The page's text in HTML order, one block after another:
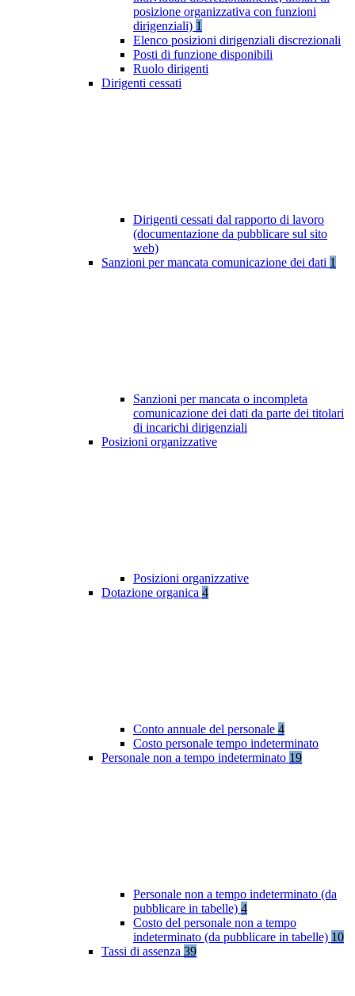
posizione organizzativa con funzioni
dirigenziali) 1
Elenco posizioni dirigenziali discrezionali
Posti di funzione disponibili
Ruolo dirigenti
Dirigenti cessati
Dirigenti cessati dal rapporto di lavoro
(documentazione da pubblicare sul sito
web)
Sanzioni per mancata comunicazione dei dati 1
Sanzioni per mancata o incompleta
comunicazione dei dati da parte dei titolari
di incarichi dirigenziali
Posizioni organizzative
Posizioni organizzative
Dotazione organica 4
Conto annuale del personale 4
Costo personale tempo indeterminato
Personale non a tempo indeterminato 19
Personale non a tempo indeterminato (da
pubblicare in tabelle) 4
Costo del personale non a tempo
indeterminato (da pubblicare in tabelle) 10
Tassi di assenza 39